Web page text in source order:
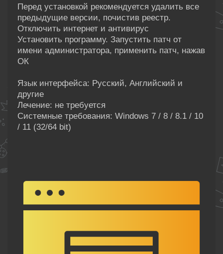
Перед установкой рекомендуется удалить все
предыдущие версии, почистив реестр.
Отключить интернет и антивирус
Установить программу. Запустить патч от
имени администратора, применить патч, нажав
ОК
Язык интерфейса: Русский, Английский и
другие
Лечение: не требуется
Системные требования: Windows 7 / 8 / 8.1 / 10
/ 11 (32/64 bit)